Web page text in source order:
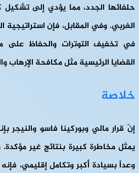
حلفائها الجدد، مما يؤدي إلى تشكيل
الغربي. وفي المقابل، فإن استراتيجية
في تخفيف التوترات والحفاظ
القضايا الرئيسية مثل مكافحة الإرهاب
خلاصة
إنّ قرار مالي وبوركينا فاسو والنيجر
يمثل مخاطرة كبيرة بنتائج غير مؤكدة.
وعداً بسيادة أكبر وتكامل إقليمي،